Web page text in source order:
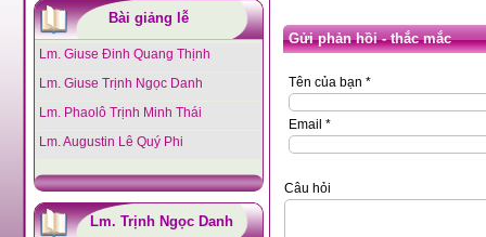
Bài giảng lễ
Lm. Giuse Đinh Quang Thịnh
Lm. Giuse Trịnh Ngọc Danh
Lm. Phaolô Trịnh Minh Thái
Lm. Augustin Lê Quý Phi
Lm. Trịnh Ngọc Danh
Gửi phản hồi - thắc mắc
Tên của bạn *
Email *
Câu hỏi